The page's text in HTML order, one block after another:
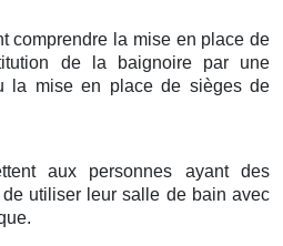
comprendre la mise en place de
de la baignoire par une
la mise en place de sièges de
aux personnes ayant des
utiliser leur salle de bain avec